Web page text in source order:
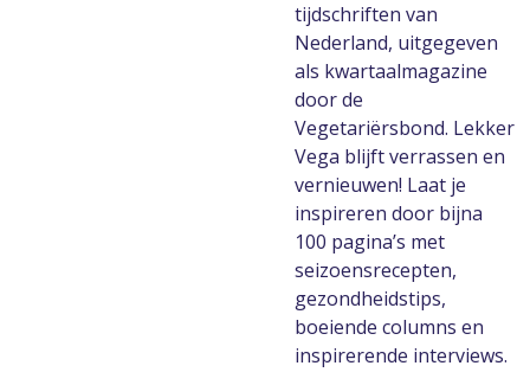
tijdschriften van
Nederland, uitgegeven
als kwartaalmagazine
door de
Vegetariërsbond. Lekker
Vega blijft verrassen en
vernieuwen! Laat je
inspireren door bijna
100 pagina’s met
seizoensrecepten,
gezondheidstips,
boeiende columns en
inspirerende interviews.